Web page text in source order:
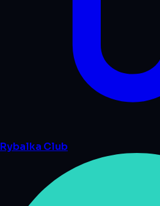
Rybalka Club